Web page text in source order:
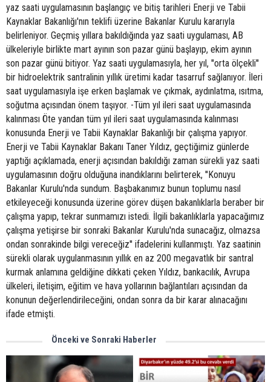
yaz saati uygulamasının başlangıç ve bitiş tarihleri Enerji ve Tabii
Kaynaklar Bakanlığı'nın teklifi üzerine Bakanlar Kurulu kararıyla
belirleniyor. Geçmiş yıllara bakıldığında yaz saati uygulaması, AB
ülkeleriyle birlikte mart ayının son pazar günü başlayıp, ekim ayının
son pazar günü bitiyor. Yaz saati uygulamasıyla, her yıl, ''orta ölçekli''
bir hidroelektrik santralinin yıllık üretimi kadar tasarruf sağlanıyor. İleri
saat uygulamasıyla işe erken başlamak ve çıkmak, aydınlatma, ısıtma,
soğutma açısından önem taşıyor. -Tüm yıl ileri saat uygulamasında
kalınması Öte yandan tüm yıl ileri saat uygulamasında kalınması
konusunda Enerji ve Tabii Kaynaklar Bakanlığı bir çalışma yapıyor.
Enerji ve Tabii Kaynaklar Bakanı Taner Yıldız, geçtiğimiz günlerde
yaptığı açıklamada, enerji açısından bakıldığı zaman sürekli yaz saati
uygulamasının doğru olduğuna inandıklarını belirterek, ''Konuyu
Bakanlar Kurulu'nda sundum. Başbakanımız bunun toplumu nasıl
etkileyeceği konusunda üzerine görev düşen bakanlıklarla beraber bir
çalışma yapıp, tekrar sunmamızı istedi. İlgili bakanlıklarla yapacağımız
çalışma yetişirse bir sonraki Bakanlar Kurulu'nda sunacağız, olmazsa
ondan sonrakinde bilgi vereceğiz'' ifadelerini kullanmıştı. Yaz saatinin
sürekli olarak uygulanmasının yıllık en az 200 megavatlık bir santral
kurmak anlamına geldiğine dikkati çeken Yıldız, bankacılık, Avrupa
ülkeleri, iletişim, eğitim ve hava yollarının bağlantıları açısından da
konunun değerlendirileceğini, ondan sonra da bir karar alınacağını
ifade etmişti.
Önceki ve Sonraki Haberler